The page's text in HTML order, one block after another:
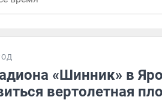
«Шинник» в
вертолетная